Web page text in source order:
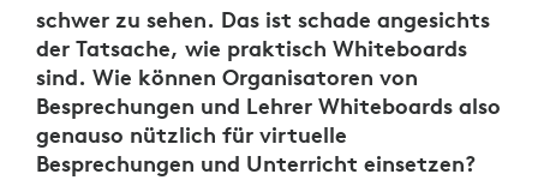
schwer zu sehen. Das ist schade angesichts
der Tatsache, wie praktisch Whiteboards
sind. Wie können Organisatoren von
Besprechungen und Lehrer Whiteboards also
genauso nützlich für virtuelle
Besprechungen und Unterricht einsetzen?